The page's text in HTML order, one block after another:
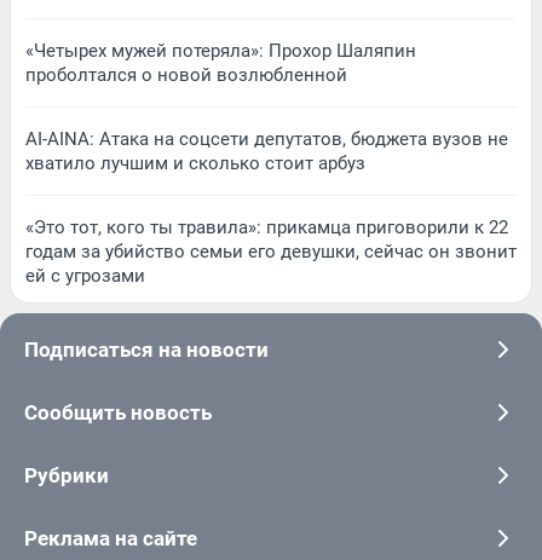
«Четырех мужей потеряла»: Прохор Шаляпин
проболтался о новой возлюбленной
AI-AINA: Атака на соцсети депутатов, бюджета вузов не
хватило лучшим и сколько стоит арбуз
«Это тот, кого ты травила»: прикамца приговорили к 22
годам за убийство семьи его девушки, сейчас он звонит
ей с угрозами
Подписаться на новости
Сообщить новость
Рубрики
Реклама на сайте